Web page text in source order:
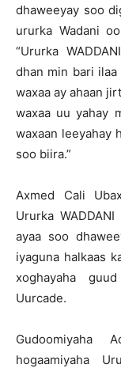
dhaweeyay soo
ururka Wadani
“Ururka
dhan min bari ilaa
waxaa ay ahaan
waxaa uu yahay
waxaan leeyahay
soo biira.”
Axmed Cali
Ururka
ayaa soo
iyaguna halkaas
xoghayaha
Uurcade.
Gudoomiyaha
hogaamiyaha